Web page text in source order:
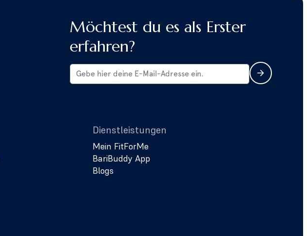
Möchtest du es als Erster
erfahren?
Dienstleistungen
Mein FitForMe
BariBuddy App
Blogs